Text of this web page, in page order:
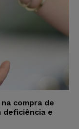
compra de
deficiência e